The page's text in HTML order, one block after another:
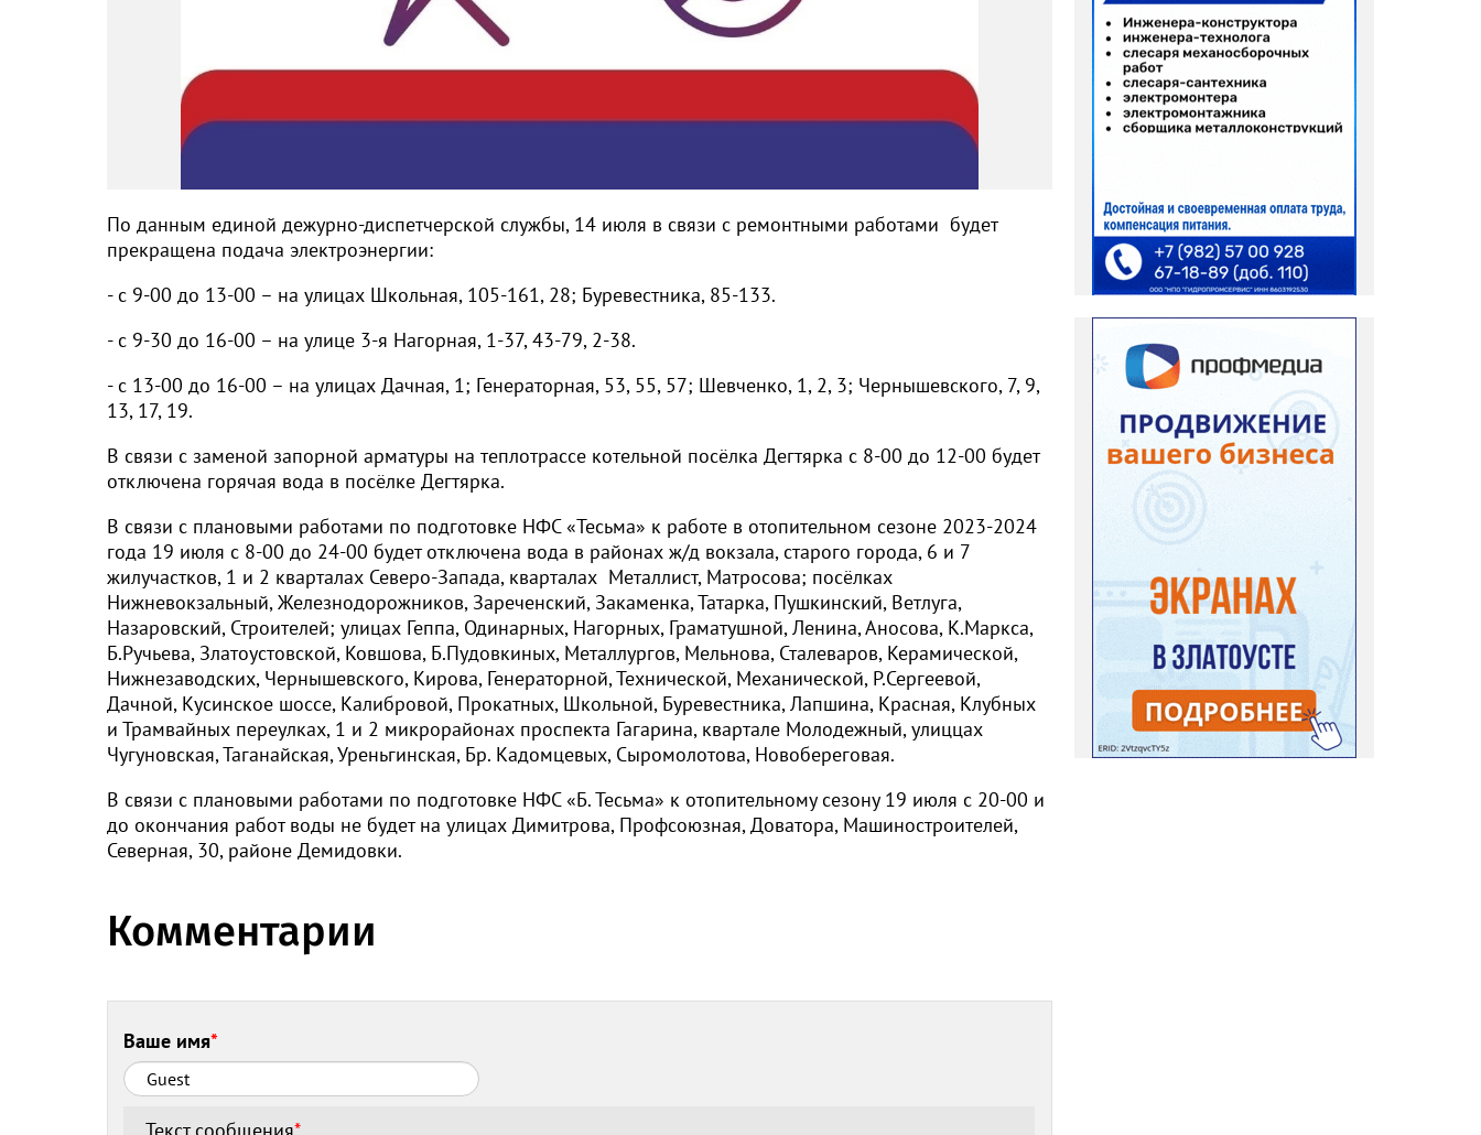
По данным единой дежурно-диспетчерской службы, 14 июля в связи с ремонтными работами будет
прекращена подача электроэнергии:
- с 9-00 до 13-00 – на улицах Школьная, 105-161, 28; Буревестника, 85-133.
- с 9-30 до 16-00 – на улице 3-я Нагорная, 1-37, 43-79, 2-38.
- с 13-00 до 16-00 – на улицах Дачная, 1; Генераторная, 53, 55, 57; Шевченко, 1, 2, 3; Чернышевского, 7, 9,
13, 17, 19.
В связи с заменой запорной арматуры на теплотрассе котельной посёлка Дегтярка с 8-00 до 12-00 будет
отключена горячая вода в посёлке Дегтярка.
В связи с плановыми работами по подготовке НФС «Тесьма» к работе в отопительном сезоне 2023-2024
года 19 июля с 8-00 до 24-00 будет отключена вода в районах ж/д вокзала, старого города, 6 и 7
жилучастков, 1 и 2 кварталах Северо-Запада, кварталах Металлист, Матросова; посёлках
Нижневокзальный, Железнодорожников, Зареченский, Закаменка, Татарка, Пушкинский, Ветлуга,
Назаровский, Строителей; улицах Геппа, Одинарных, Нагорных, Граматушной, Ленина, Аносова, К.Маркса,
Б.Ручьева, Златоустовской, Ковшова, Б.Пудовкиных, Металлургов, Мельнова, Сталеваров, Керамической,
Нижнезаводских, Чернышевского, Кирова, Генераторной, Технической, Механической, Р.Сергеевой,
Дачной, Кусинское шоссе, Калибровой, Прокатных, Школьной, Буревестника, Лапшина, Красная, Клубных
и Трамвайных переулках, 1 и 2 микрорайонах проспекта Гагарина, квартале Молодежный, улиццах
Чугуновская, Таганайская, Уреньгинская, Бр. Кадомцевых, Сыромолотова, Новобереговая.
В связи с плановыми работами по подготовке НФС «Б. Тесьма» к отопительному сезону 19 июля с 20-00 и
до окончания работ воды не будет на улицах Димитрова, Профсоюзная, Доватора, Машиностроителей,
Северная, 30, районе Демидовки.
Комментарии
Ваше имя*
Текст сообщения*